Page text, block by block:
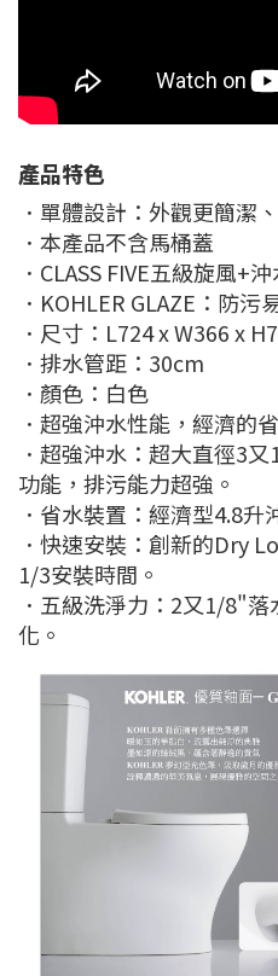
產品特色
．單體設計：外觀更簡潔
．本產品不含馬桶蓋
．CLASS FIVE五級旋風+
．KOHLER GLAZE：防
．尺寸：L724 x W366 x
．排水管距：30cm
．顏色：白色
．超強沖水性能，經濟的
．超強沖水：超大直徑3
功能，排污能力超強。
．省水裝置：經濟型4.8
．快速安裝：創新的Dry
1/3安裝時間。
．五級洗淨力：2又1/8"
化。